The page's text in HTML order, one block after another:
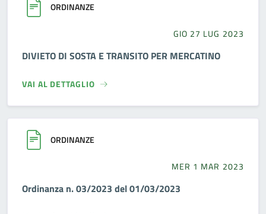
ORDINANZE
GIO 27 LUG 2023
DIVIETO DI SOSTA E TRANSITO PER MERCATINO
VAI AL DETTAGLIO
ORDINANZE
MER 1 MAR 2023
Ordinanza n. 03/2023 del 01/03/2023